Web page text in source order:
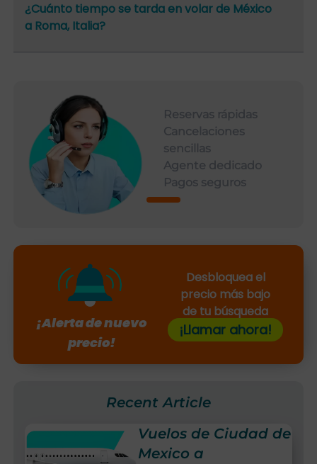
¿Cuánto tiempo se tarda en volar de México
a Roma, Italia?
Reservas rápidas
Cancelaciones
sencillas
Agente dedicado
Pagos seguros
¡Alerta de nuevo
precio!
Desbloquea el
precio más bajo
de tu búsqueda
¡Llamar ahora!
Recent Article
Vuelos de Ciudad de
Mexico a